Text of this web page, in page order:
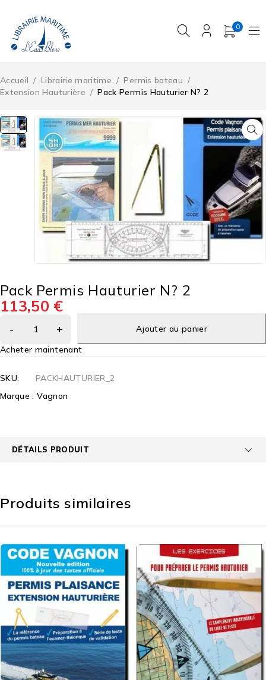
0
Accueil / Librairie maritime / Permis bateau /
Extension Hauturière / Pack Permis Hauturier N? 2
Pack Permis Hauturier N? 2
113,50 €
Ajouter au panier
Acheter maintenant
SKU:
PACKHAUTURIER_2
Marque :Vagnon
DÉTAILS PRODUIT
Produits similaires